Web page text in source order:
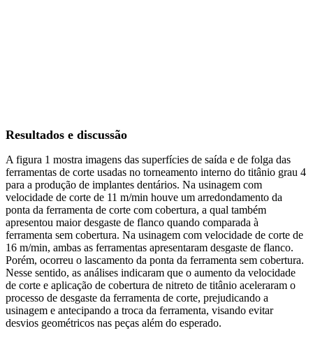
Resultados e discussão
A figura 1 mostra imagens das superfícies de saída e de folga das
ferramentas de corte usadas no torneamento interno do titânio grau 4
para a produção de implantes dentários. Na usinagem com
velocidade de corte de 11 m/min houve um arredondamento da
ponta da ferramenta de corte com cobertura, a qual também
apresentou maior desgaste de flanco quando comparada à
ferramenta sem cobertura. Na usinagem com velocidade de corte de
16 m/min, ambas as ferramentas apresentaram desgaste de flanco.
Porém, ocorreu o lascamento da ponta da ferramenta sem cobertura.
Nesse sentido, as análises indicaram que o aumento da velocidade
de corte e aplicação de cobertura de nitreto de titânio aceleraram o
processo de desgaste da ferramenta de corte, prejudicando a
usinagem e antecipando a troca da ferramenta, visando evitar
desvios geométricos nas peças além do esperado.